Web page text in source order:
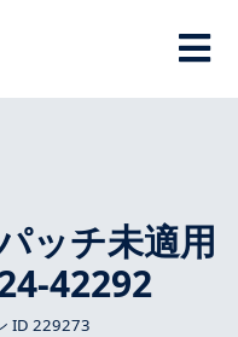
ッチ未適用
42292
ID 229273